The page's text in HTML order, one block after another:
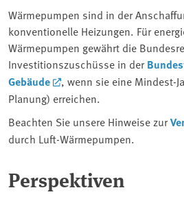
Wärmepumpen sind in der
konventionelle Heizungen. Für
Wärmepumpen gewährt die
Investitionszuschüsse in der
Gebäude
, wenn sie eine Mindest-
Planung) erreichen.
Beachten Sie unsere Hinweise zur
durch Luft-Wärmepumpen.
Perspektiven